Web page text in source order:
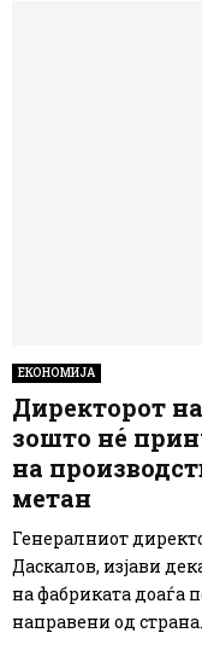
ЕКОНОМИЈА
Директорот
зошто нé
на
метан
Генералниот
Даскалов, изјави
на фабриката доаѓа
направени од